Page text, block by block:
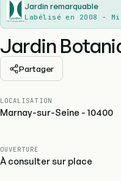
Jardin remarquable
Labélisé en 2008 -
Jardin
Partager
LOCALISATION
Marnay-sur-Seine - 10400
OUVERTURE
À consulter sur place